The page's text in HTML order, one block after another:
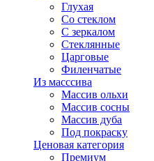
Глухая
Со стеклом
С зеркалом
Стеклянные
Царговые
Филенчатые
Из масссива
Массив ольхи
Массив сосны
Массив дуба
Под покраску
Ценовая категория
Премиум